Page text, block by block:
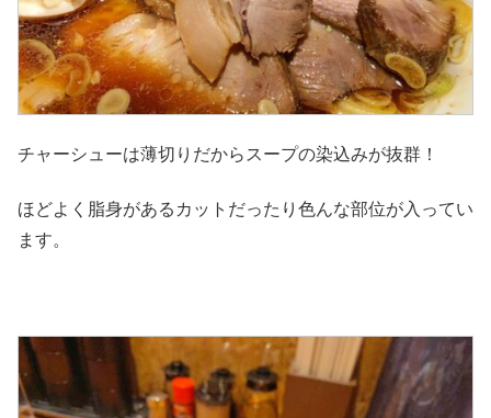
チャーシューは薄切りだからスープの染込みが抜群！
ほどよく脂身があるカットだったり色んな部位が入ってい
ます。